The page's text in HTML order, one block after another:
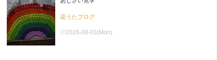
花うたブログ
2026-08-03(Mon)